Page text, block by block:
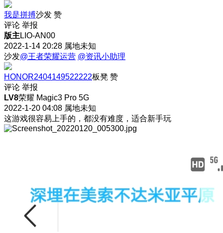
我是拼搏沙发 赞
评论 举报
版主LIO-AN00
2022-1-14 20:28 属地未知
沙发@王者荣耀运营 @资讯小助理
HONOR2404149522222板凳 赞
评论 举报
LV8荣耀 Magic3 Pro 5G
2022-1-20 04:08 属地未知
这游戏很容易上手的，都没有难度，适合新手玩